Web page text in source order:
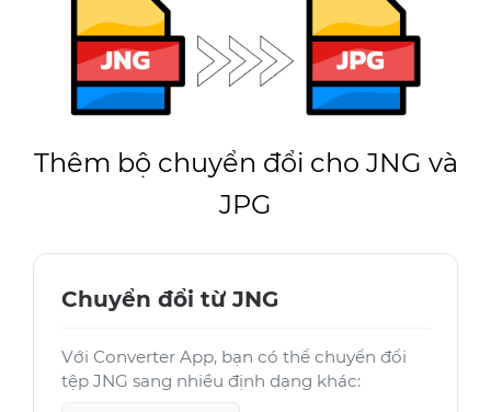
Thêm bộ chuyển đổi cho JNG và
JPG
Chuyển đổi từ JNG
Với Converter App, bạn có thể chuyển đổi
tệp JNG sang nhiều định dạng khác: